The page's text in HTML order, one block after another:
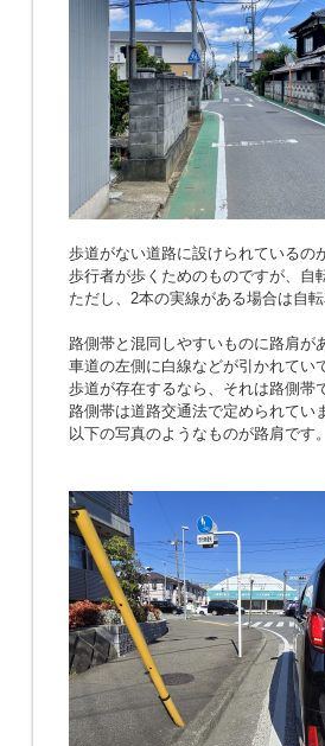
歩道がない道路に設けられているの
歩行者が歩くためのものですが、自
ただし、2本の実線がある場合は自転
路側帯と混同しやすいものに路肩が
車道の左側に白線などが引かれてい
歩道が存在するなら、それは路側帯
路側帯は道路交通法で定められてい
以下の写真のようなものが路肩です。